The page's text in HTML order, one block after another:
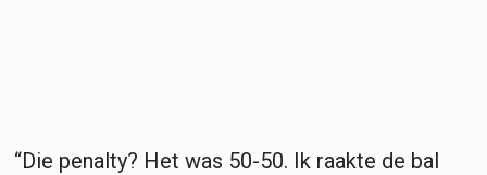
“Die penalty? Het was 50-50. Ik raakte de bal